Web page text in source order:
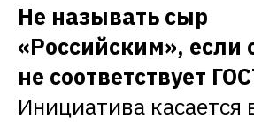
Не называть сыр
«Российским», если
не соответствует
Инициатива касается